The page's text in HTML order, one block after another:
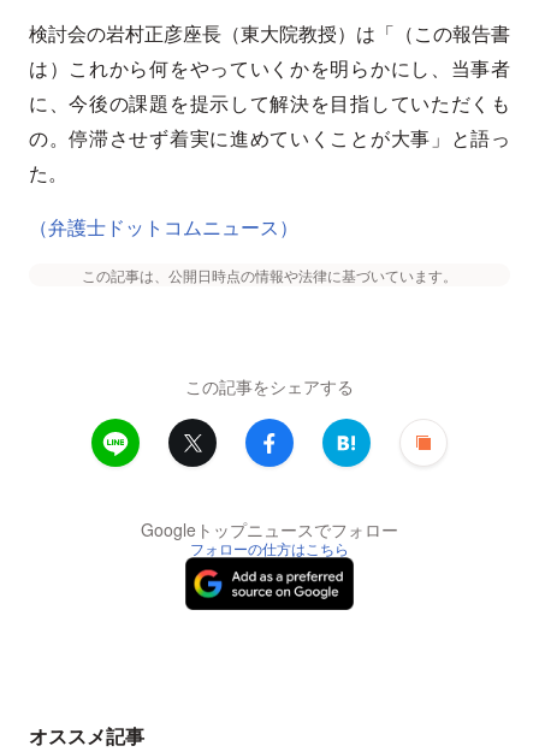
検討会の岩村正彦座長（東大院教授）は「（この報告書
は）これから何をやっていくかを明らかにし、当事者
に、今後の課題を提示して解決を目指していただくも
の。停滞させず着実に進めていくことが大事」と語っ
た。
（弁護士ドットコムニュース）
この記事は、公開日時点の情報や法律に基づいています。
この記事をシェアする
Googleトップニュースでフォロー
フォローの仕方はこちら
オススメ記事